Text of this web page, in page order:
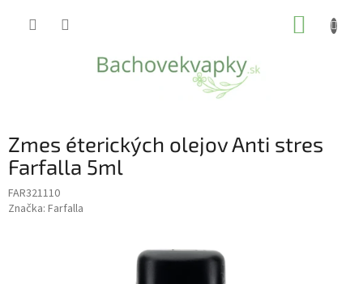
Zmes éterických olejov Anti stres
Farfalla 5ml
FAR321110
Značka: Farfalla